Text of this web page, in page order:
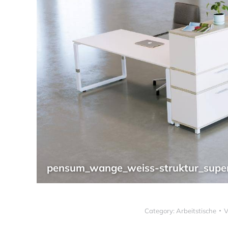
pensum_wange_weiss-
Category: Arbeitstische